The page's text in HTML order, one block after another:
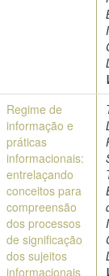
Regime de
informação e
práticas
informacionais:
entrelaçando
conceitos para
compreensão
dos processos
de significação
dos sujeitos
informacionais